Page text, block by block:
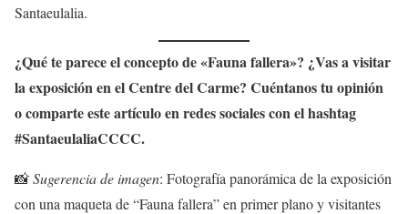
Santaeulalia.
¿Qué te parece el concepto de «Fauna fallera»? ¿Vas a visitar
la exposición en el Centre del Carme? Cuéntanos tu opinión
o comparte este artículo en redes sociales con el hashtag
#SantaeulaliaCCCC.
📸Sugerencia de imagen: Fotografía panorámica de la exposición
con una maqueta de “Fauna fallera” en primer plano y visitantes